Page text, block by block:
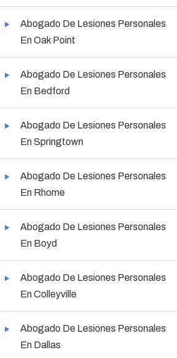
Abogado De Lesiones Personales
En Oak Point
Abogado De Lesiones Personales
En Bedford
Abogado De Lesiones Personales
En Springtown
Abogado De Lesiones Personales
En Rhome
Abogado De Lesiones Personales
En Boyd
Abogado De Lesiones Personales
En Colleyville
Abogado De Lesiones Personales
En Dallas